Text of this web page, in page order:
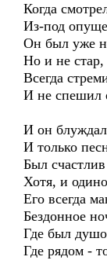
Когда
Из-под
Он был уже
Но и не стар,
Всегда
И не спешил
И он
И только
Был
Хотя, и
Его всегда
Бездонное
Где был
Где рядом -